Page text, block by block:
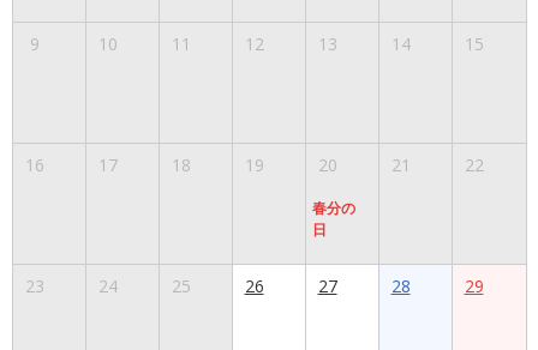
9 10 11 12 13 14 15
16 17 18 19 20
春分の
日
21 22
23 24 25 26 27 28 29